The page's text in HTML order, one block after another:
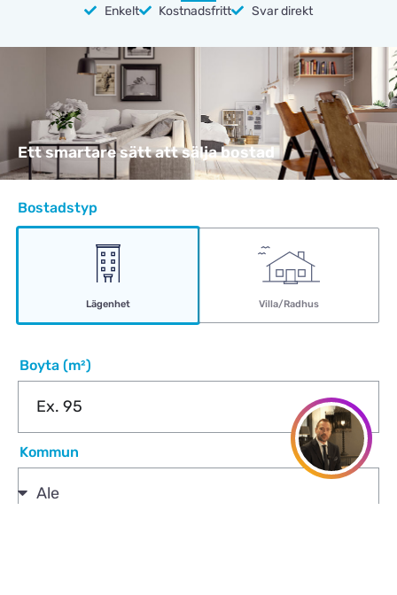
Enkelt Kostnadsfritt Svar direkt
Ett smartare sätt att sälja bostad
Bostadstyp
Lägenhet Villa/Radhus
Boyta (m²)
Kommun